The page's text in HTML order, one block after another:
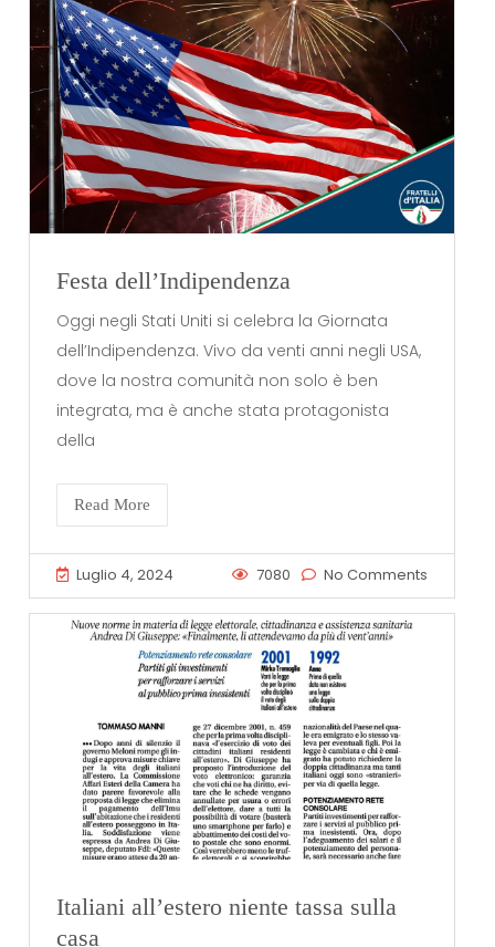
Festa dell’Indipendenza
Oggi negli Stati Uniti si celebra la Giornata
dell’Indipendenza. Vivo da venti anni negli USA,
dove la nostra comunità non solo è ben
integrata, ma è anche stata protagonista
della
Read More
Luglio 4, 2024 7080 No Comments
Italiani all’estero niente tassa sulla
casa